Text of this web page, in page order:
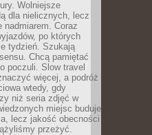
Wolniejsze
dla nielicznych, lecz
nadmiarem. Coraz
po których
tydzień. Szukają
Chcą pamiętać
poczuli. Slow travel
więcej, a podróż
wtedy, gdy
niż seria zdjęć w
miejsc buduje
lecz jakość obecności
przeżyć.